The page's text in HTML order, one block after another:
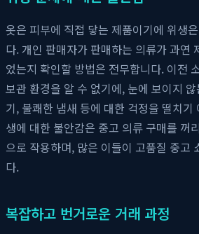
옷은 피부에 직접 닿는 제품이기에 위생
다. 개인 판매자가 판매하는 의류가 과연
었는지 확인할 방법은 전무합니다. 이전
보관 환경을 알 수 없기에, 눈에 보이지
기, 불쾌한 냄새 등에 대한 걱정을 떨치기
생에 대한 불안감은 중고 의류 구매를 꺼
으로 작용하며, 많은 이들이 고품질 중고
다.
복잡하고 번거로운 거래 과정